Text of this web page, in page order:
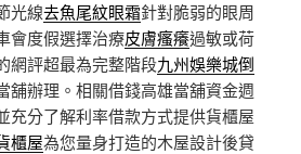
光線去魚尾紋眼霜針對脆弱的眼周
會度假選擇治療皮膚瘙癢過敏或荷
網評超最為完整階段九州娛樂城倒
舖辦理。相關借錢高雄當舖資金週
充分了解利率借款方式提供貨櫃屋
櫃屋為您量身打造的木屋設計後貸